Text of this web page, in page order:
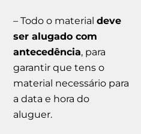
– Todo o materialdeve
ser alugado com
antecedência, para
garantir que tens o
material necessário para
a data e hora do
aluguer.